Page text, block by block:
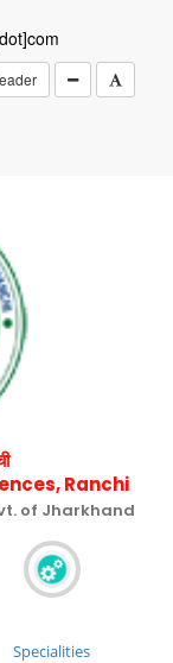
Ranchi
of Jharkhand
Specialities